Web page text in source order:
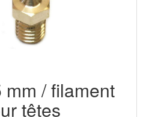
mm / filament
têtes